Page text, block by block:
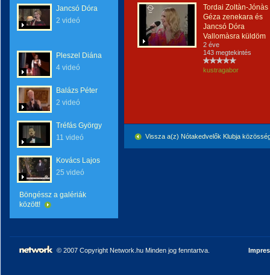
Jancsó Dóra
2 videó
Pleszel Diána
4 videó
Balázs Péter
2 videó
Tréfás György
11 videó
Kovács Lajos
25 videó
Böngéssz a galériák
között!
Tordai Zoltàn-Jónàs
Géza zenekara és
Jancsó Dóra
Vallomàsra küldöm
2 éve
143 megtekintés
kustragabor
Vissza a(z) Nótakedvelők Klubja
© 2007 Copyright Network.hu Minden jog fenntartva.